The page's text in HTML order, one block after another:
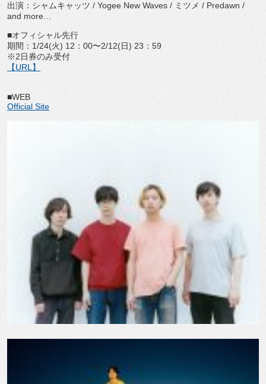
出演：シャムキャッツ / Yogee New Waves / ミツメ / Predawn /
and more…
■オフィシャル先行
期間：1/24(火) 12：00〜2/12(日) 23：59
※2日券のみ受付
【URL】
■WEB
Official Site